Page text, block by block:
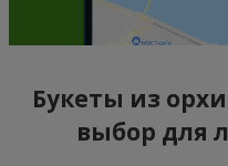
Букеты из
выбор для